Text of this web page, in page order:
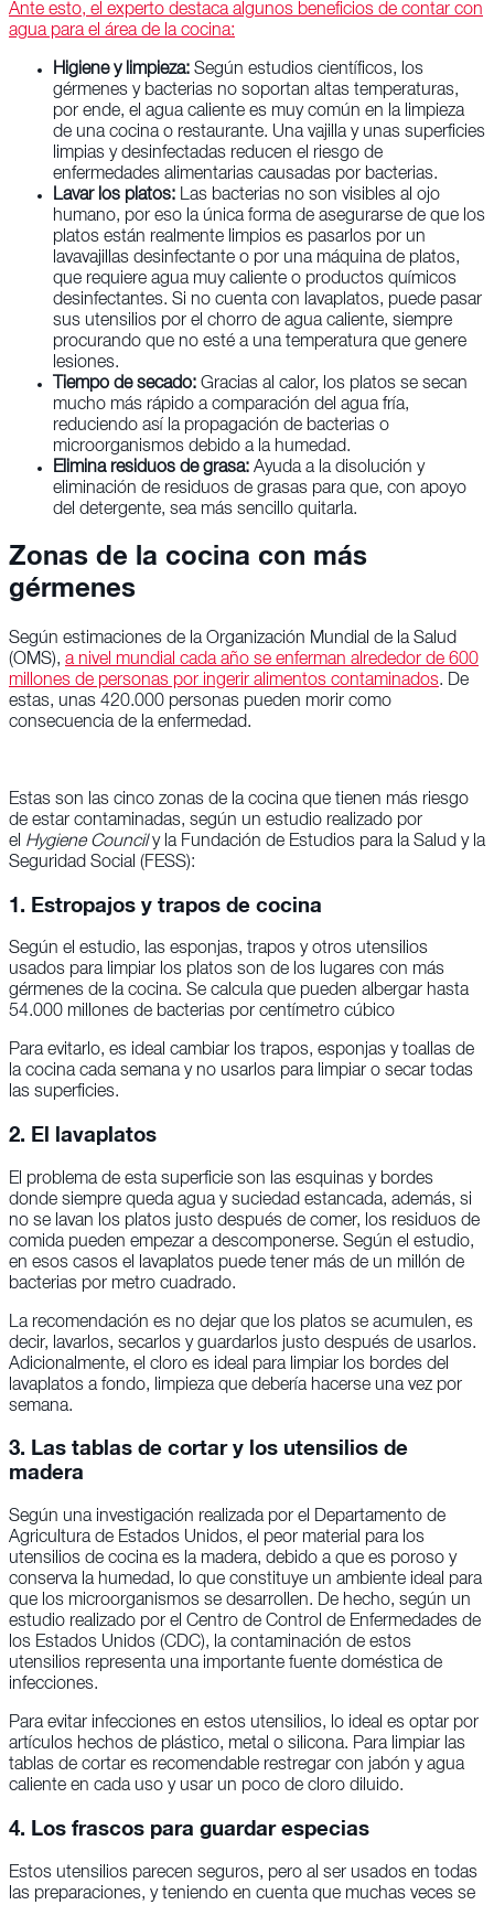
Ante esto, el experto destaca algunos beneficios de contar con
agua para el área de la cocina:
Higiene y limpieza: Según estudios científicos, los
gérmenes y bacterias no soportan altas temperaturas,
por ende, el agua caliente es muy común en la limpieza
de una cocina o restaurante. Una vajilla y unas superficies
limpias y desinfectadas reducen el riesgo de
enfermedades alimentarias causadas por bacterias.
Lavar los platos: Las bacterias no son visibles al ojo
humano, por eso la única forma de asegurarse de que los
platos están realmente limpios es pasarlos por un
lavavajillas desinfectante o por una máquina de platos,
que requiere agua muy caliente o productos químicos
desinfectantes. Si no cuenta con lavaplatos, puede pasar
sus utensilios por el chorro de agua caliente, siempre
procurando que no esté a una temperatura que genere
lesiones.
Tiempo de secado: Gracias al calor, los platos se secan
mucho más rápido a comparación del agua fría,
reduciendo así la propagación de bacterias o
microorganismos debido a la humedad.
Elimina residuos de grasa: Ayuda a la disolución y
eliminación de residuos de grasas para que, con apoyo
del detergente, sea más sencillo quitarla.
Zonas de la cocina con más
gérmenes
Según estimaciones de la Organización Mundial de la Salud
(OMS), a nivel mundial cada año se enferman alrededor de 600
millones de personas por ingerir alimentos contaminados. De
estas, unas 420.000 personas pueden morir como
consecuencia de la enfermedad.
Estas son las cinco zonas de la cocina que tienen más riesgo
de estar contaminadas, según un estudio realizado por
el Hygiene Councily la Fundación de Estudios para la Salud y la
Seguridad Social (FESS):
1. Estropajos y trapos de cocina
Según el estudio, las esponjas, trapos y otros utensilios
usados para limpiar los platos son de los lugares con más
gérmenes de la cocina. Se calcula que pueden albergar hasta
54.000 millones de bacterias por centímetro cúbico
Para evitarlo, es ideal cambiar los trapos, esponjas y toallas de
la cocina cada semana y no usarlos para limpiar o secar todas
las superficies.
2. El lavaplatos
El problema de esta superficie son las esquinas y bordes
donde siempre queda agua y suciedad estancada, además, si
no se lavan los platos justo después de comer, los residuos de
comida pueden empezar a descomponerse. Según el estudio,
en esos casos el lavaplatos puede tener más de un millón de
bacterias por metro cuadrado.
La recomendación es no dejar que los platos se acumulen, es
decir, lavarlos, secarlos y guardarlos justo después de usarlos.
Adicionalmente, el cloro es ideal para limpiar los bordes del
lavaplatos a fondo, limpieza que debería hacerse una vez por
semana.
3. Las tablas de cortar y los utensilios de
madera
Según una investigación realizada por el Departamento de
Agricultura de Estados Unidos, el peor material para los
utensilios de cocina es la madera, debido a que es poroso y
conserva la humedad, lo que constituye un ambiente ideal para
que los microorganismos se desarrollen. De hecho, según un
estudio realizado por el Centro de Control de Enfermedades de
los Estados Unidos (CDC), la contaminación de estos
utensilios representa una importante fuente doméstica de
infecciones.
Para evitar infecciones en estos utensilios, lo ideal es optar por
artículos hechos de plástico, metal o silicona. Para limpiar las
tablas de cortar es recomendable restregar con jabón y agua
caliente en cada uso y usar un poco de cloro diluido.
4. Los frascos para guardar especias
Estos utensilios parecen seguros, pero al ser usados en todas
las preparaciones, y teniendo en cuenta que muchas veces se